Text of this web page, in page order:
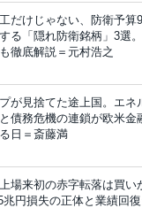
だけじゃない、防衛予算
る「隠れ防衛銘柄」3選
徹底解説＝元村浩之
が見捨てた途上国。エネ
債務危機の連鎖が欧米金
日＝斎藤満
場来初の赤字転落は買い
兆円損失の正体と業績回